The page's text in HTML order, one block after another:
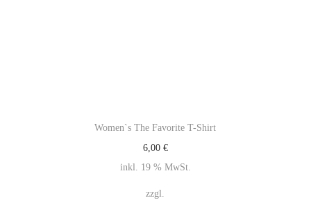
Women`s The Favorite T-Shirt
6,00 €
inkl. 19 % MwSt.
zzgl.